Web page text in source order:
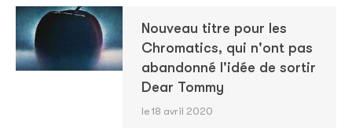
Nouveau titre pour les
Chromatics, qui n'ont pas
abandonné l'idée de sortir
Dear Tommy
le 18 avril 2020